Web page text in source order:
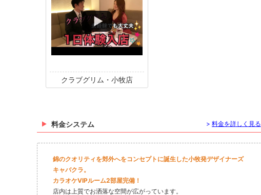
クラブグリム・小牧店
料金システム > 料金を詳しく見る
錦のクオリティを郊外へをコンセプトに誕生した小牧発デザイナーズ
キャバクラ。
カラオケVIPルーム2部屋完備！
店内は上質でお洒落な空間が広がっています。